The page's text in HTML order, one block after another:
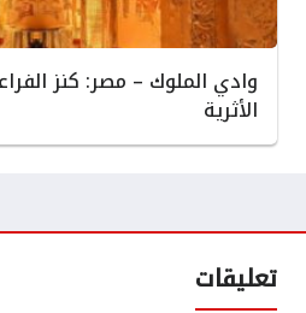
وادي الملوك – مصر: كنز
الأثرية
تعليقات